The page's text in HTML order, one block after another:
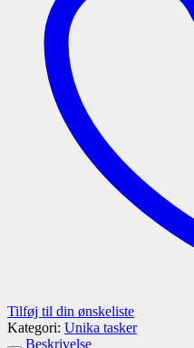
Tilføj til din ønskeliste
Kategori: Unika tasker
Beskrivelse